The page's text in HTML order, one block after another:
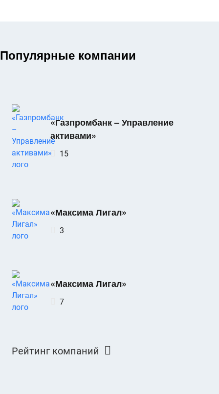
Популярные компании
«Газпромбанк – Управление
активами»
15
«Максима Лигал»
3
«Максима Лигал»
7
Рейтинг компаний